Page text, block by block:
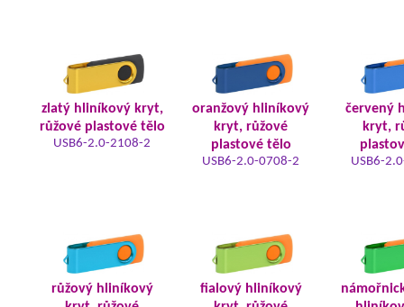
zlatý hliníkový kryt,
růžové plastové tělo
USB6-2.0-2108-2
oranžový hliníkový
kryt, růžové
plastové tělo
USB6-2.0-0708-2
červený
kryt,
USB6-
růžový hliníkový
fialový hliníkový